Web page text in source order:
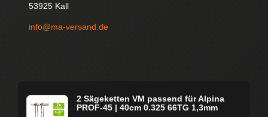
53925 Kall
info@ma-versand.de
2 Sägeketten VM passend für Alpina
PROF-45 | 40cm 0.325 66TG 1,3mm